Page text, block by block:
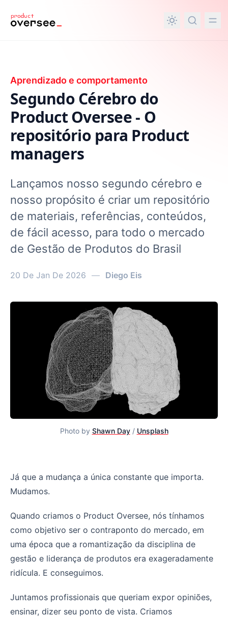
principal
Aprendizado e comportamento
Segundo Cérebro do
Product Oversee - O
repositório para Product
managers
Lançamos nosso segundo cérebro e
nosso propósito é criar um repositório
de materiais, referências, conteúdos,
de fácil acesso, para todo o mercado
de Gestão de Produtos do Brasil
20 De Jan De 2026 — Diego Eis
Photo by Shawn Day / Unsplash
Segundo Cérebro do Product Oversee - O repositório
Já que a mudança a única constante que importa.
Mudamos.
Quando criamos o Product Oversee, nós tínhamos
como objetivo ser o contraponto do mercado, em
uma época que a romantização da disciplina de
gestão e liderança de produtos era exageradamente
ridícula. E conseguimos.
Juntamos profissionais que queriam expor opiniões,
ensinar, dizer seu ponto de vista. Criamos